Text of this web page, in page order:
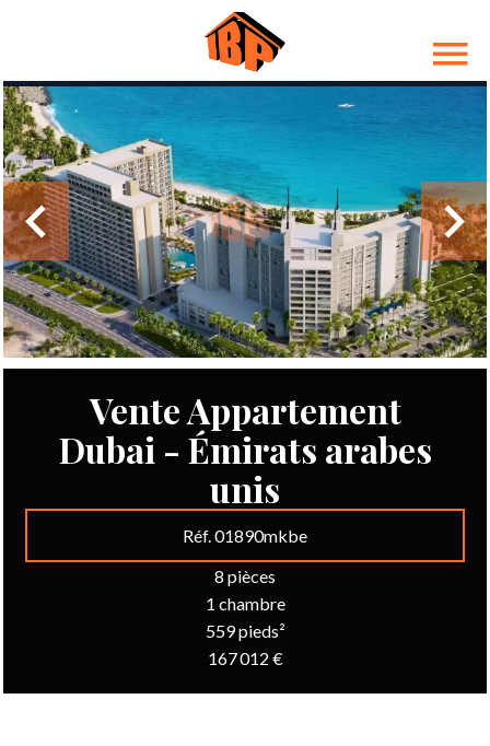
Vente Appartement
Dubai - Émirats arabes
unis
Réf. 01890mkbe
8 pièces
1 chambre
559 pieds²
167 012 €